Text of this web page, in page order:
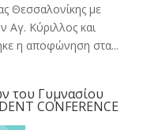
Θεσσαλονίκης με
Αγ. Κύριλλος και
η αποφώνηση στα...
του Γυμνασίου
CONFERENCE